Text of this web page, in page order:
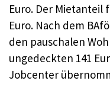
Euro. Der Mietanteil
Euro. Nach dem
den pauschalen
ungedeckten 141
Jobcenter